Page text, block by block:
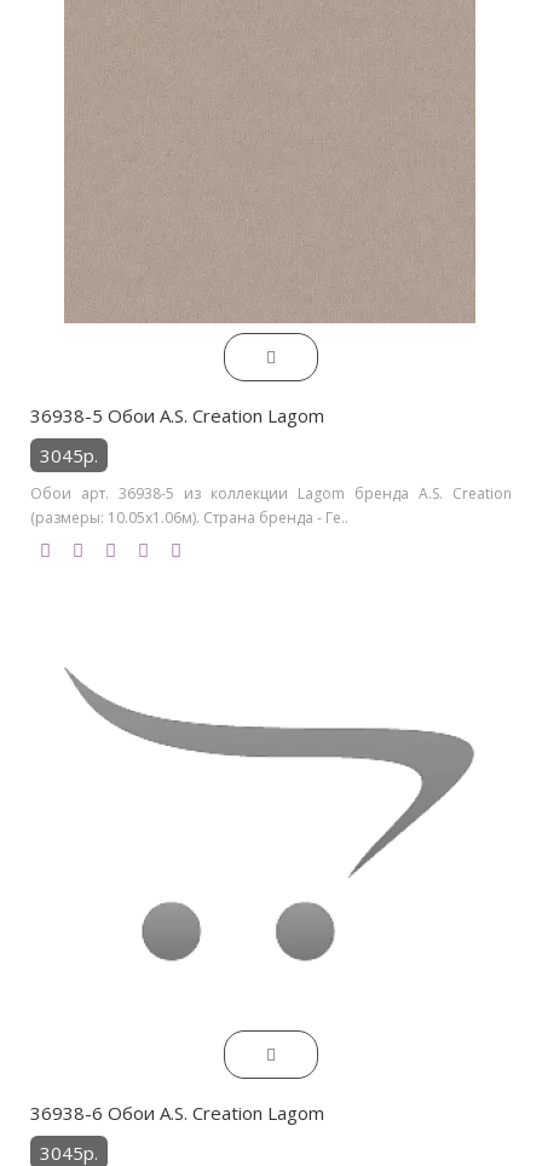
36938-5 Обои A.S. Creation Lagom
3045р.
Обои арт. 36938-5 из коллекции Lagom бренда A.S. Creation
(размеры: 10.05х1.06м). Страна бренда - Ге..
36938-6 Обои A.S. Creation Lagom
3045р.